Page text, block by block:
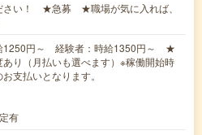
さい！ ★急募 ★職場が気に入れば、
1250円～ 経験者：時給1350円～ ★
あり（月払いも選べます）※稼働開始時
支払いとなります。
有